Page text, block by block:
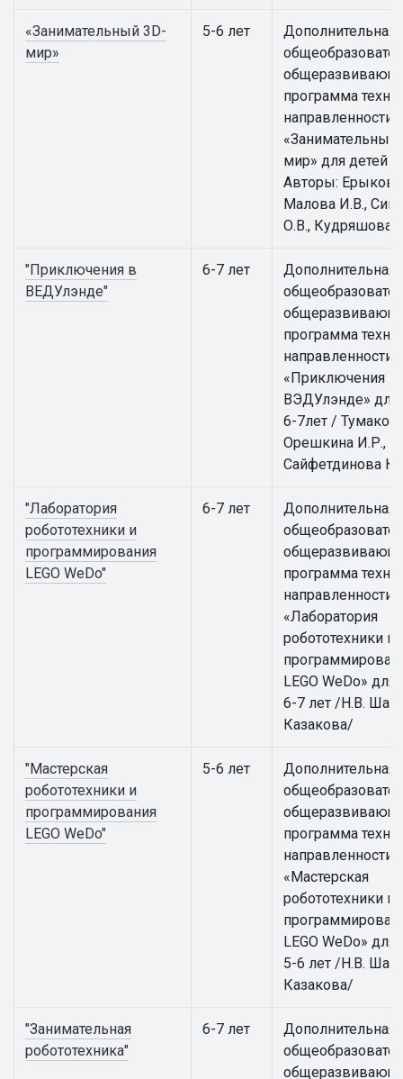
«Занимательный 3D-
мир»
5-6 лет
Дополнительная
программа
направленности
«Занимательный
мир» для детей 5
Авторы: Ерыкова
Малова И.В.,
О.В., Кудряшова
"Приключения в
ВЕДУлэнде"
6-7 лет
Дополнительная
программа
направленности
«Приключения в
ВЭДУлэнде» для
6-7лет /
Орешкина И.Р.,
Сайфетдинова
"Лаборатория
робототехники и
программирования
LEGO WeDo"
6-7 лет
Дополнительная
программа
направленности
«Лаборатория
робототехники и
LEGO WeDo» для
6-7 лет /Н.В.
Казакова/
"Мастерская
робототехники и
программирования
LEGO WeDo"
5-6 лет
Дополнительная
программа
направленности
«Мастерская
робототехники и
LEGO WeDo» для
5-6 лет /Н.В.
Казакова/
"Занимательная
робототехника"
6-7 лет
Дополнительная